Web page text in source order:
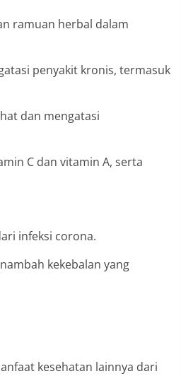
ramuan herbal dalam
penyakit kronis, termasuk
dan mengatasi
C dan vitamin A, serta
infeksi corona.
kekebalan yang
kesehatan lainnya dari